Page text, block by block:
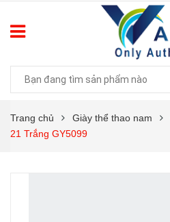
Trang chủ Giày thể thao nam
21 Trắng GY5099